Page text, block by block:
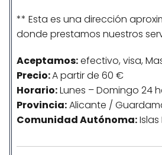
** Esta es una dirección
donde prestamos nuestros
Aceptamos:efectivo, visa,
Precio:A partir de 60 €
Horario:Lunes – Domingo 24
Provincia:Alicante /
ComunidadAutónoma:Islas